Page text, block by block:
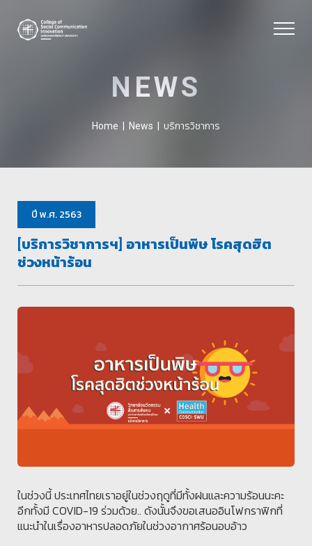
NEWS
Home News บริการวิชาการ
ปี พ.ศ. 2563
[บริการวิชาการฯ] อาหารเป็นพิษ โรคสุดฮิต
ช่วงหน้าร้อน
ในช่วงนี้ ประเทศไทยเราอยู่ในช่วงฤดูที่มีทั้งฝนและความร้อนนะคะ
อีกทั้งมี COVID-19 ร่วมด้วย.. ดังนั้นจึงขอเสนออินโฟกราฟิกที่
แนะนำในเรื่องอาหารปลอดภัยในช่วงอากาศร้อนอบอ้าว